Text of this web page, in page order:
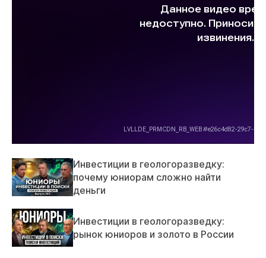
Инвестиции в геологоразведку:
почему юниорам сложно найти
деньги
Инвестиции в геологоразведку:
рынок юниоров и золото в России